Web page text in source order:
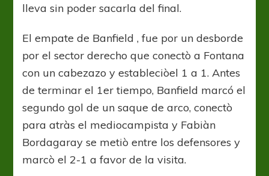
lleva sin poder sacarla del final.
El empate de Banfield , fue por un desborde
por el sector derecho que conectò a Fontana
con un cabezazo y estableciòel 1 a 1. Antes
de terminar el 1er tiempo, Banfield marcó el
segundo gol de un saque de arco, conectò
para atràs el mediocampista y Fabiàn
Bordagaray se metiò entre los defensores y
marcò el 2-1 a favor de la visita.